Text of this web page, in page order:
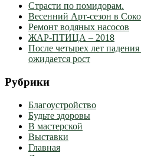
Страсти по помидорам.
Весенний Арт-сезон в
Ремонт водяных насосов
ЖАР-ПТИЦА – 2018
После четырех лет
ожидается рост
Рубрики
Благоустройство
Будьте здоровы
В мастерской
Выставки
Главная